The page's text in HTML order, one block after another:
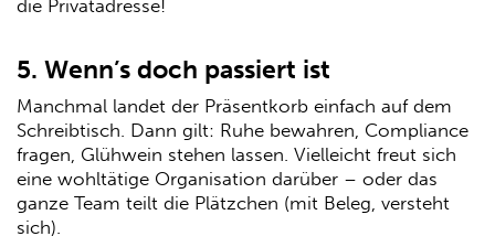
die Privatadresse!
5. Wenn’s doch passiert ist
Manchmal landet der Präsentkorb einfach auf dem
Schreibtisch. Dann gilt: Ruhe bewahren, Compliance
fragen, Glühwein stehen lassen. Vielleicht freut sich
eine wohltätige Organisation darüber – oder das
ganze Team teilt die Plätzchen (mit Beleg, versteht
sich).